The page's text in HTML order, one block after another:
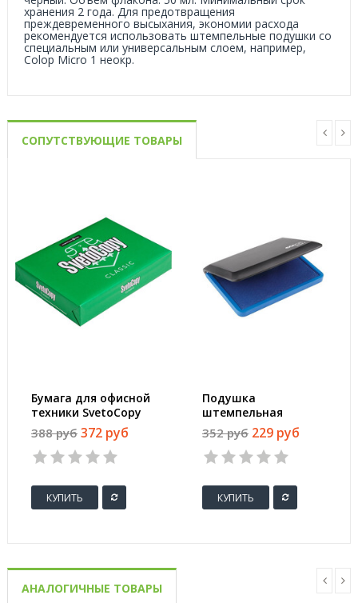
хранения 2 года. Для предотвращения
преждевременного высыхания, экономии расхода
рекомендуется использовать штемпельные подушки со
специальным или универсальным слоем, например,
Colop Micro 1 неокр.
СОПУТСТВУЮЩИЕ ТОВАРЫ
Бумага для офисной
техники SvetoCopy
(A4, марка C, 80 г/
кв.м, 500 листов)
388 руб 372 руб
КУПИТЬ
Подушка
штемпельная
настольная Colop
Micro 2 синяя 110x70
мм
352 руб 229 руб
КУПИТЬ
АНАЛОГИЧНЫЕ ТОВАРЫ